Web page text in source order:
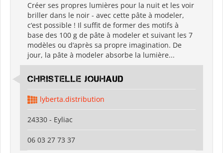
Créer ses propres lumières pour la nuit et les voir
briller dans le noir - avec cette pâte à modeler,
c‘est possible ! Il suffit de former des motifs à
base des 100 g de pâte à modeler et suivant les 7
modèles ou d‘après sa propre imagination. De
jour, la pâte à modeler absorbe la lumière...
Christelle Jouhaud
lyberta.distribution
24330 - Eyliac
06 03 27 73 37